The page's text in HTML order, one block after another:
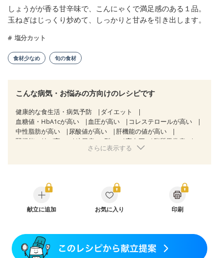
しょうがが香る甘辛味で、こんにゃくで満足感のある１品。
玉ねぎはじっくり炒めて、しっかりと甘みを引き出します。
塩分カット
食材少なめ 旬の食材
こんな病気・お悩みの方向けのレシピです
健康的な食生活・病気予防
ダイエット
血糖値・HbA1cが高い
血圧が高い
コレステロールが高い
中性脂肪が高い
尿酸値が高い
肝機能の値が高い
腎機能の値が高い
糖尿病（2型） 高血圧
脂質異常症
狭心症 心筋梗塞
CKD（ステージ１）
CKD（ステージ２）
CKD（ステージ３a）
CKD（ステージ３b）
乳がん（抗がん剤治療中）
乳がん（ホルモン療法中）
妊娠中(初期)
妊婦健診・血圧が気になる（初期）
さらに表示する
献立に追加 お気に入り 印刷